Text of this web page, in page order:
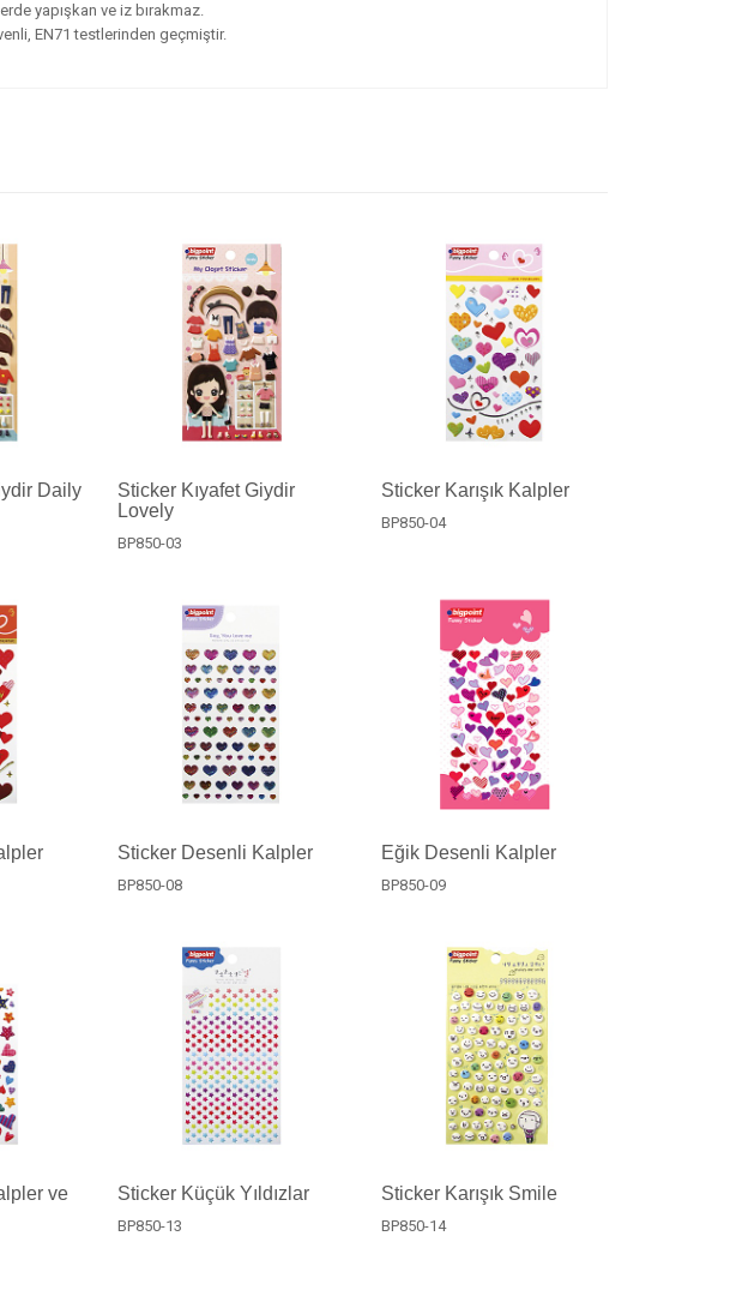
yapışkan ve iz bırakmaz.
EN71 testlerinden geçmiştir.
Daily
Sticker Kıyafet Giydir
Lovely
BP850-03
Sticker Karışık Kalpler
BP850-04
Sticker Desenli Kalpler
BP850-08
Eğik Desenli Kalpler
BP850-09
ve
Sticker Küçük Yıldızlar
BP850-13
Sticker Karışık Smile
BP850-14